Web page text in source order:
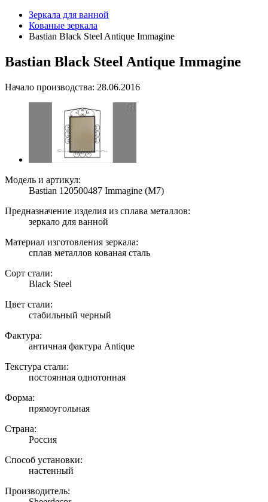
Зеркала для ванной
Кованые зеркала
Bastian Black Steel Antique Immagine
Bastian Black Steel Antique Immagine
Начало производства: 28.06.2016
Модель и артикул:
Bastian 120500487 Immagine (M7)
Предназначение изделия из сплава металлов:
зеркало для ванной
Материал изготовления зеркала:
сплав металлов кованая сталь
Сорт стали:
Black Steel
Цвет стали:
стабильный черный
Фактура:
античная фактура Antique
Текстура стали:
постоянная однотонная
Форма:
прямоугольная
Страна:
Россия
Способ установки:
настенный
Производитель: